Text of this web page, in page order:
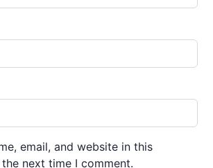
email, and website in this
next time I comment.